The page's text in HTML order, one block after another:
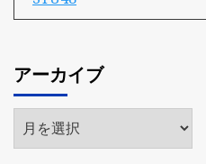
アーカイブ
ア
ー